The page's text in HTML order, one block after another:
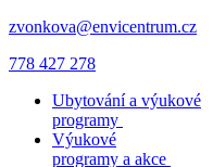
zvonkova@envicentrum.cz
778 427 278
Ubytování a výukové
programy
Výukové
programy a akce